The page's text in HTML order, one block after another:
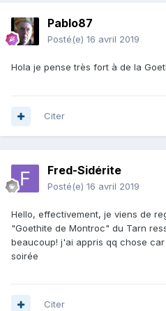
Pablo87
Posté(e) 16 avril 2019
Hola je pense très fort à de la
Citer
Fred-Sidérite
Posté(e) 16 avril 2019
Hello, effectivement, je viens de
"Goethite de Montroc" du Tarn
beaucoup! j'ai appris qq chose
soirée
Citer